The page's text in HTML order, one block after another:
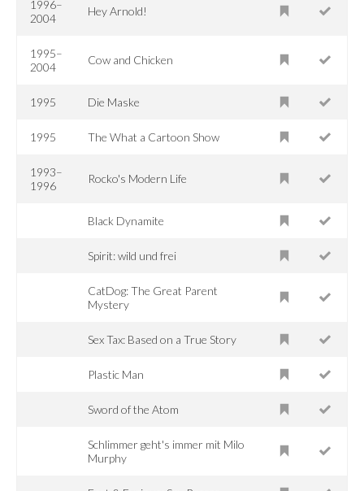
1996–
2004
Hey Arnold!
1995–
2004
Cow and Chicken
1995 Die Maske
1995 The What a Cartoon Show
1993–
1996
Rocko's Modern Life
Black Dynamite
Spirit: wild und frei
CatDog: The Great Parent
Mystery
Sex Tax: Based on a True Story
Plastic Man
Sword of the Atom
Schlimmer geht's immer mit Milo
Murphy